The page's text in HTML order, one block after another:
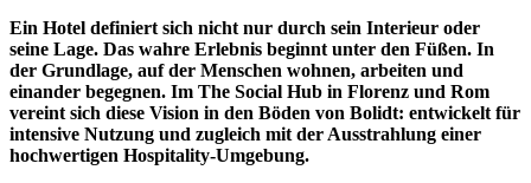
Ein Hotel definiert sich nicht nur durch sein Interieur oder
seine Lage. Das wahre Erlebnis beginnt unter den Füßen. In
der Grundlage, auf der Menschen wohnen, arbeiten und
einander begegnen. Im The Social Hub in Florenz und Rom
vereint sich diese Vision in den Böden von Bolidt: entwickelt für
intensive Nutzung und zugleich mit der Ausstrahlung einer
hochwertigen Hospitality-Umgebung.